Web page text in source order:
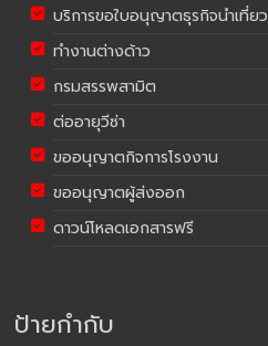
บริการขอใบอนุญาตธุรกิจนำเที่ยว
ทำงานต่างด้าว
กรมสรรพสามิต
ต่ออายุวีซ่า
ขออนุญาตกิจการโรงงาน
ขออนุญาตผู้ส่งออก
ดาวน์โหลดเอกสารฟรี
ป้ายกำกับ